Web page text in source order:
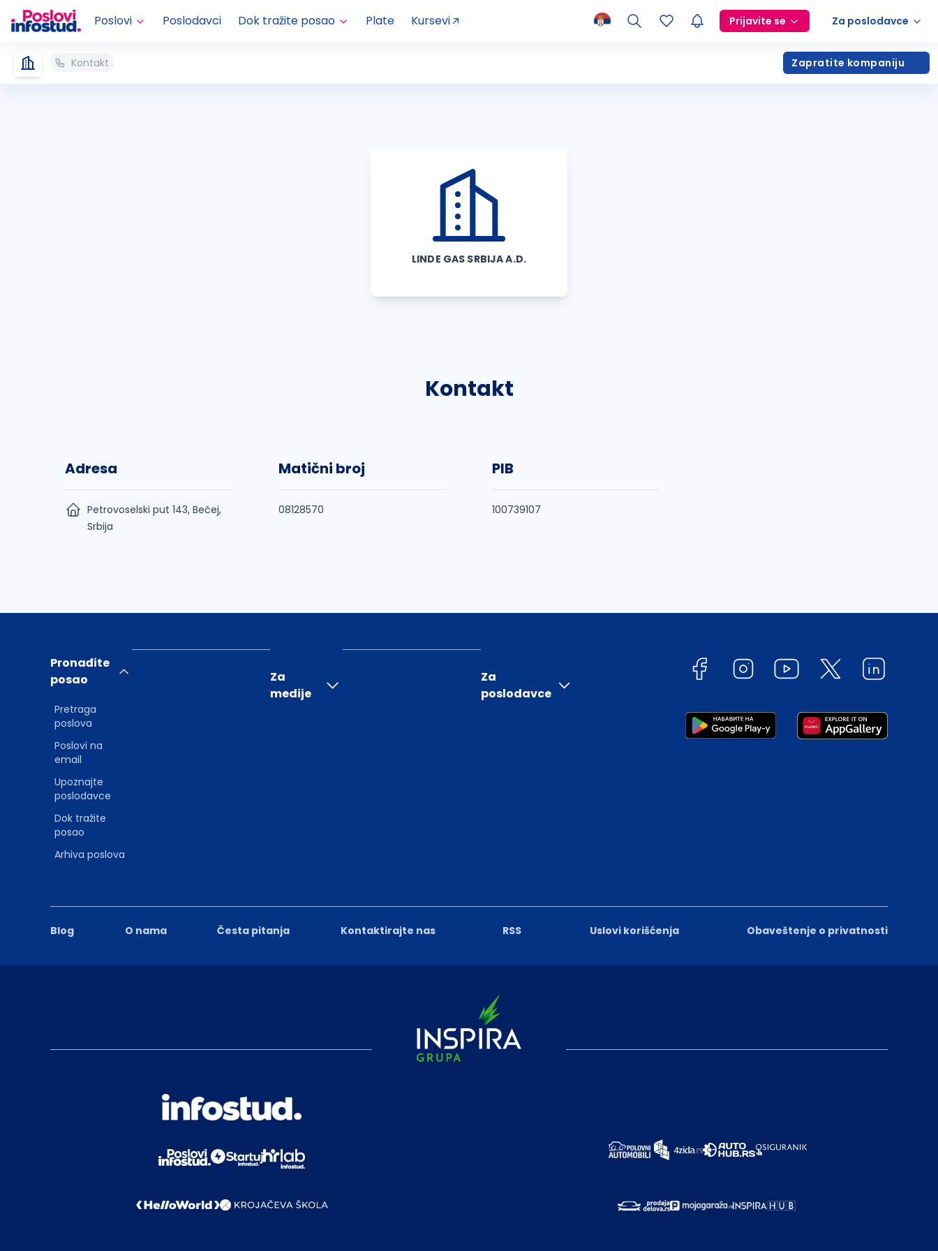
Poslovi Poslodavci Dok tražite posao Plate Kursevi Prijavite se Za poslodavce
Kontakt Zapratite kompaniju
LINDE GAS SRBIJA A.D.
Kontakt
Adresa
Petrovoselski put 143, Bečej,
Srbija
Matični broj
08128570
PIB
100739107
Blog O nama Česta pitanja Kontaktirajte nas RSS Uslovi korišćenja Obaveštenje o privatnosti
Pronađite
posao
Pretraga
poslova
Poslovi na
email
Upoznajte
poslodavce
Dok tražite
posao
Arhiva poslova
Za
medije
Za
poslodavce